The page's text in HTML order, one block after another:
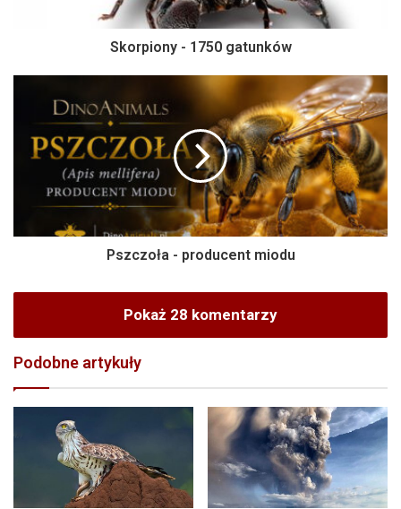
Skorpiony - 1750 gatunków
Pszczoła - producent miodu
Pokaż 28 komentarzy
Podobne artykuły